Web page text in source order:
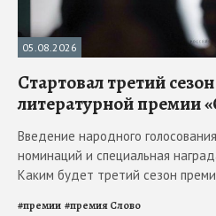
05.08.2026
Стартовал третий
литературной премии
Введение народного
номинаций и специальная
Каким будет третий сезон
#премии #премия Слово